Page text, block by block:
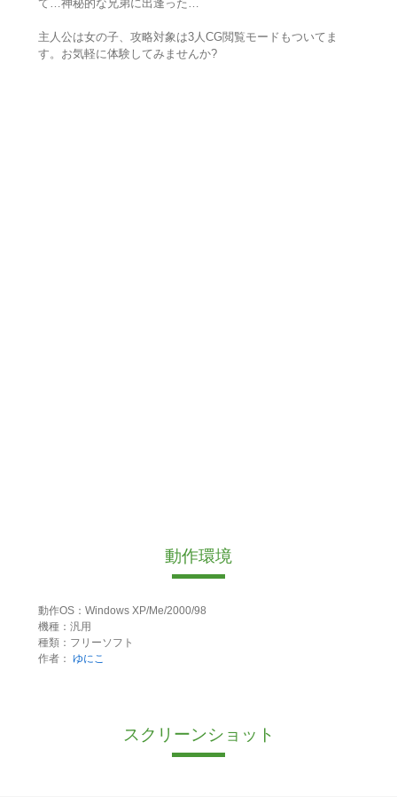
て…神秘的な兄弟に出逢った…
主人公は女の子、攻略対象は3人CG閲覧モードもついてま
す。お気軽に体験してみませんか?
動作環境
動作OS：Windows XP/Me/2000/98
機種：汎用
種類：フリーソフト
作者： ゆにこ
スクリーンショット